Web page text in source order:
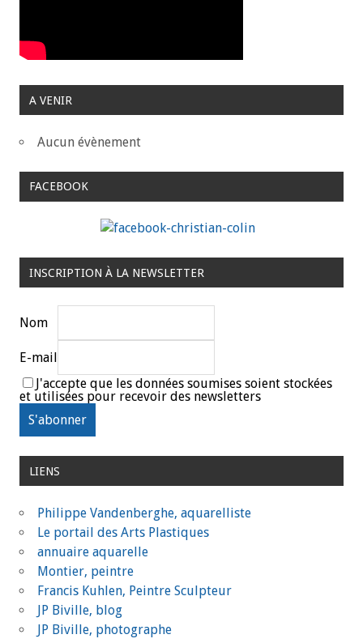
A VENIR
Aucun évènement
FACEBOOK
INSCRIPTION À LA NEWSLETTER
Nom
E-mail
J'accepte que les données soumises soient stockées
et utilisées pour recevoir des newsletters
LIENS
Philippe Vandenberghe, aquarelliste
Le portail des Arts Plastiques
annuaire aquarelle
Montier, peintre
Francis Kuhlen, Peintre Sculpteur
JP Biville, blog
JP Biville, photographe